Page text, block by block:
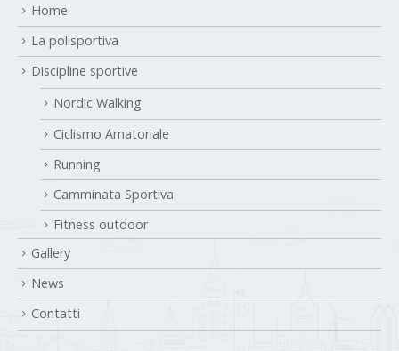
Home
La polisportiva
Discipline sportive
Nordic Walking
Ciclismo Amatoriale
Running
Camminata Sportiva
Fitness outdoor
Gallery
News
Contatti